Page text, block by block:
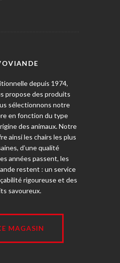
depuis 1974,
propose des produits
sélectionnons notre
en fonction du type
des animaux. Notre
ainsi les chairs les plus
d’une qualité
années passent, les
restent : un service
rigoureuse et des
savoureux.
MAGASIN